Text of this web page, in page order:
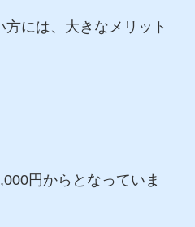
には、大きなメリット
円からとなっていま